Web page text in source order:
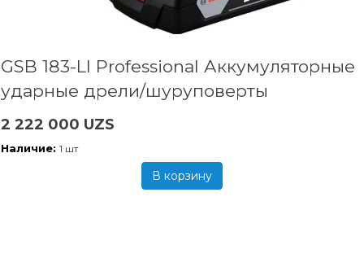
GSB 183-LI Professional Аккумуляторные
ударные дрели/шуруповерты
2 222 000 UZS
Наличие: 1 шт
В корзину